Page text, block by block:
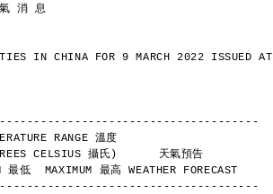
消 息
IN CHINA FOR 9 MARCH 2022 ISSUED AT
TEMPERATURE RANGE 溫度
(DEGREES CELSIUS 攝氏)      天氣預告
最高 WEATHER FORECAST